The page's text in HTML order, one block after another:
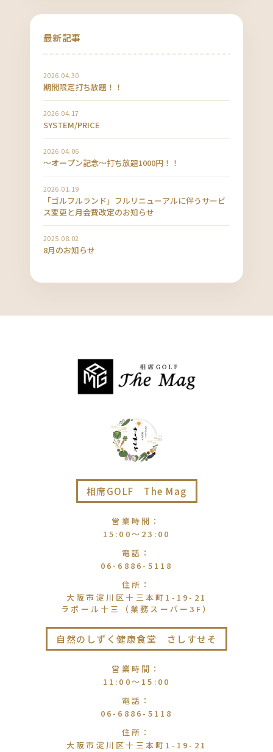
最新記事
2026.04.30
期間限定打ち放題！！
2026.04.17
SYSTEM/PRICE
2026.04.06
〜オープン記念〜打ち放題1000円！！
2026.01.19
「ゴルフルランド」フルリニューアルに伴うサービ
ス変更と月会費改定のお知らせ
2025.08.02
8月のお知らせ
相席GOLF The Mag
営業時間 ：
15:00〜23:00
電話 ：
06-6886-5118
住所 ：
大阪市淀川区十三本町1-19-21
ラポール十三（業務スーパー3F）
自然のしずく健康食堂 さしすせそ
営業時間 ：
11:00〜15:00
電話 ：
06-6886-5118
住所 ：
大阪市淀川区十三本町1-19-21